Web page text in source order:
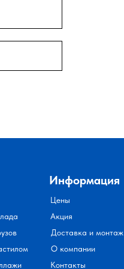
Информация
Цены
Акция
Доставка и монтаж
О компании
Контакты